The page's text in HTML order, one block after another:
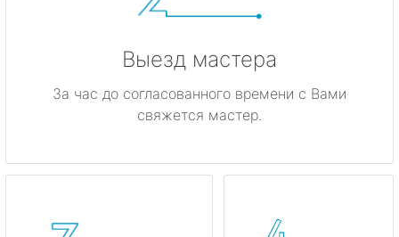
Выезд мастера
За час до согласованного времени с Вами
свяжется мастер.